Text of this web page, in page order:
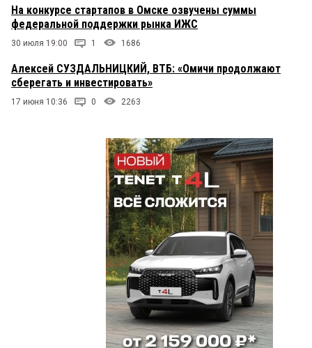
На конкурсе стартапов в Омске озвучены суммы
федеральной поддержки рынка ИЖС
30 июля 19:00 1 1686
Алексей СУЗДАЛЬНИЦКИЙ, ВТБ: «Омичи продолжают
сберегать и инвестировать»
17 июня 10:36 0 2263